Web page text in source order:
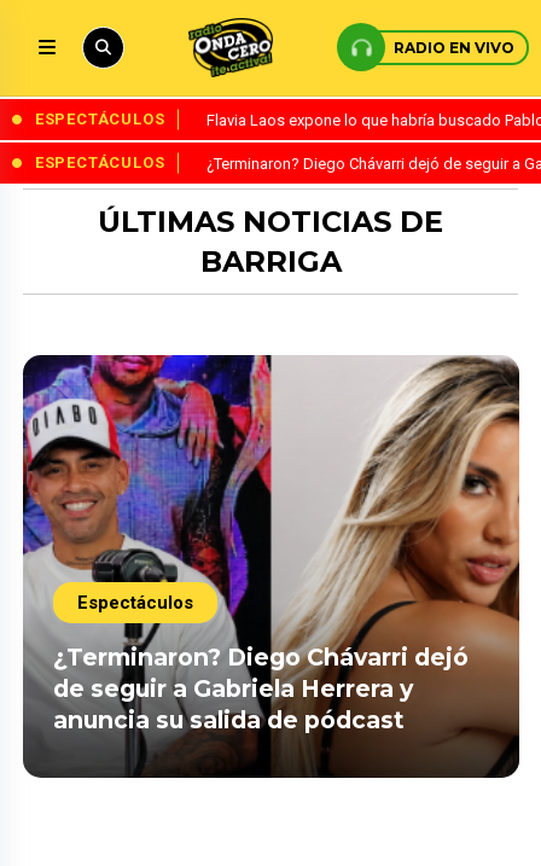
RADIO EN VIVO
ESPECTÁCULOS Flavia Laos expone lo que habría buscado
ESPECTÁCULOS ¿Terminaron? Diego Chávarri dejó de seguir a
ÚLTIMAS NOTICIAS DE
BARRIGA
Espectáculos
¿Terminaron? Diego Chávarri dejó
de seguir a Gabriela Herrera y
anuncia su salida de pódcast